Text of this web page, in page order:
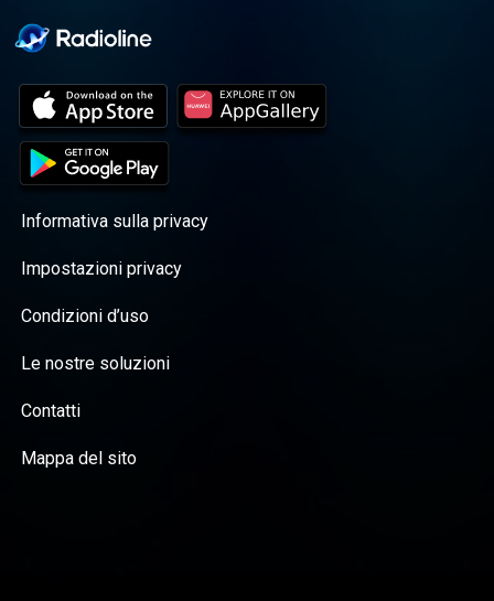
Informativa sulla privacy
Impostazioni privacy
Condizioni d’uso
Le nostre soluzioni
Contatti
Mappa del sito